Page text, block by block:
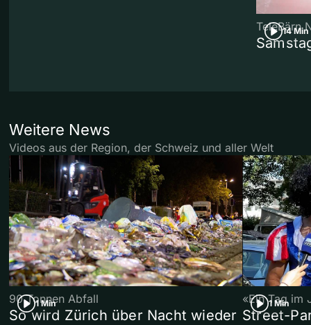
14 Min
TeleBärn
Weitere News
Videos aus der Region, der Schweiz und aller Welt
1 Min
90 Tonnen Abfall
So wird Zürich über Nacht wieder
1 Min
«Ein Tag im
Street-